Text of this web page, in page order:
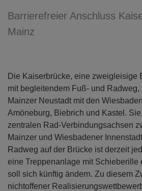
Barrierefreier Anschluss
Mainz
Die Kaiserbrücke, eine zweigleisige
mit begleitendem Fuß- und Radweg,
Mainzer Neustadt mit den
Amöneburg, Biebrich und Kastel.
zentralen Rad-Verbindungsachsen
Mainzer und Wiesbadener
Radweg auf der Brücke ist derzeit
eine Treppenanlage mit Schieberille
soll sich künftig ändern. Zu diesem
nichtoffener